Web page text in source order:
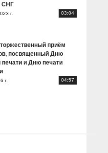
СНГ
г. 03:04
приём
посвященный Дню
печати и Дню печати
г. 04:57